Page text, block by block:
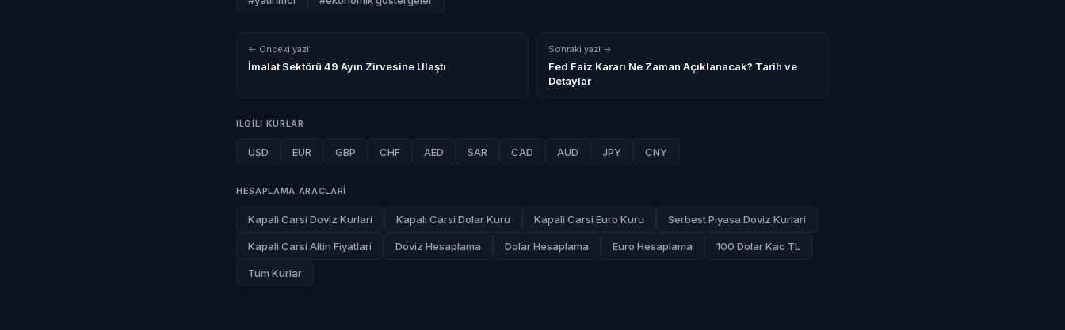
← Onceki yazi
İmalat Sektörü 49 Ayın Zirvesine Ulaştı
Sonraki yazi →
Fed Faiz Kararı Ne Zaman Açıklanacak? Tarih ve
Detaylar
ILGILI KURLAR
USD EUR GBP CHF AED SAR CAD AUD JPY CNY
HESAPLAMA ARACLARI
Kapali Carsi Doviz Kurlari Kapali Carsi Dolar Kuru Kapali Carsi Euro Kuru Serbest Piyasa Doviz Kurlari
Kapali Carsi Altin Fiyatlari Doviz Hesaplama Dolar Hesaplama Euro Hesaplama 100 Dolar Kac TL
Tum Kurlar